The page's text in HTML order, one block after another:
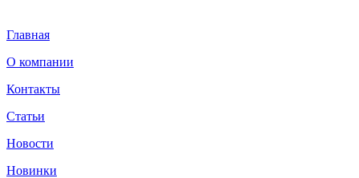
Главная
О компании
Контакты
Статьи
Новости
Новинки